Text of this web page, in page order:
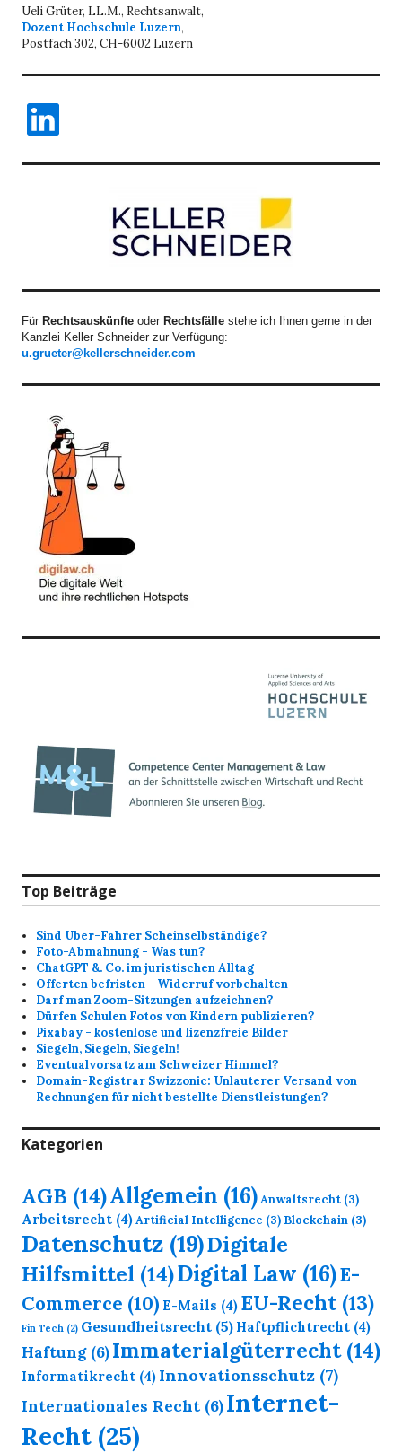
Ueli Grüter, LL.M., Rechtsanwalt,
Dozent Hochschule Luzern,
Postfach 302, CH-6002 Luzern
LinkedIn
Für Rechtsauskünfte oder Rechtsfälle stehe ich Ihnen gerne in der
Kanzlei Keller Schneider zur Verfügung:
u.grueter@kellerschneider.com
Top Beiträge
Sind Uber-Fahrer Scheinselbständige?
Foto-Abmahnung - Was tun?
ChatGPT &. Co. im juristischen Alltag
Offerten befristen - Widerruf vorbehalten
Darf man Zoom-Sitzungen aufzeichnen?
Dürfen Schulen Fotos von Kindern publizieren?
Pixabay - kostenlose und lizenzfreie Bilder
Siegeln, Siegeln, Siegeln!
Eventualvorsatz am Schweizer Himmel?
Domain-Registrar Swizzonic: Unlauterer Versand von
Rechnungen für nicht bestellte Dienstleistungen?
Kategorien
AGB (14)Allgemein (16)Anwaltsrecht (3)
Arbeitsrecht (4)Artificial Intelligence (3) Blockchain (3)
Datenschutz (19)Digitale
Hilfsmittel (14)Digital Law (16)E-
Commerce (10) E-Mails (4) EU-Recht(13)
Fin Tech (2) Gesundheitsrecht (5) Haftpflichtrecht (4)
Haftung(6)Immaterialgüterrecht(14)
Informatikrecht (4) Innovationsschutz (7)
Internationales Recht (6)Internet-
Recht (25)